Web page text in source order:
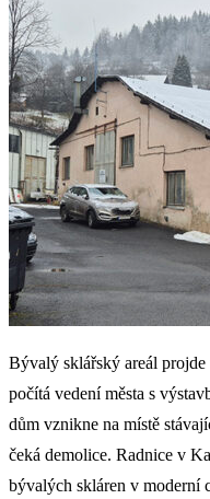
Bývalý sklářský areál
počítá vedení města s
dům vznikne na místě
čeká demolice. Radnice v
bývalých skláren v moderní